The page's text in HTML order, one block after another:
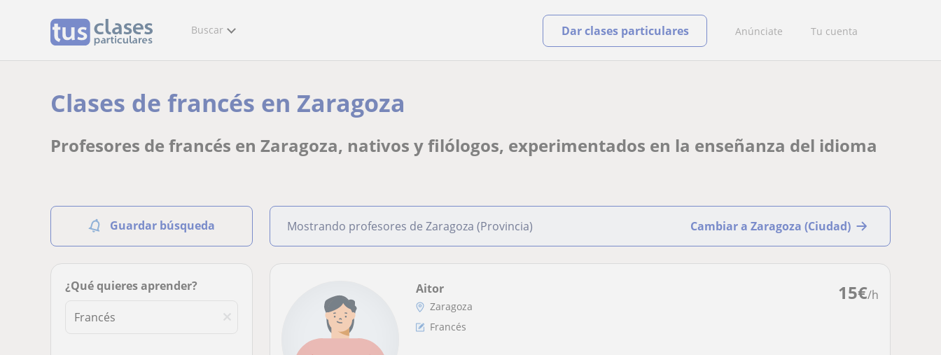
Buscar Anúnciate Tu cuenta
Dar clases particulares
Clases de francés en Zaragoza
Profesores de francés en Zaragoza, nativos y filólogos, experimentados en la enseñanza del idioma
Guardar búsqueda
¿Qué quieres aprender?
Mostrando profesores de Zaragoza (Provincia) Cambiar a Zaragoza (Ciudad)
15€/h
Aitor
Zaragoza
Francés